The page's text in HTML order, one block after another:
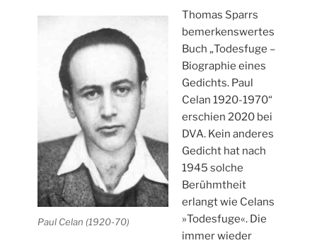
Paul Celan (1920-70)
Thomas Sparrs
bemerkenswertes
Buch „Todesfuge –
Biographie eines
Gedichts. Paul
Celan 1920-1970“
erschien 2020 bei
DVA. Kein anderes
Gedicht hat nach
1945 solche
Berühmtheit
erlangt wie Celans
»Todesfuge«. Die
immer wieder